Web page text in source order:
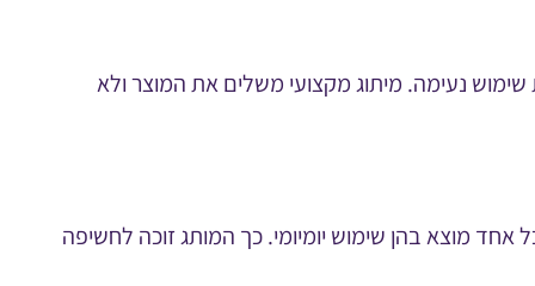
שימוש נעימה. מיתוג מקצועי משלים את המוצר ולא
אחד מוצא בהן שימוש יומיומי. כך המותג זוכה לחשיפה